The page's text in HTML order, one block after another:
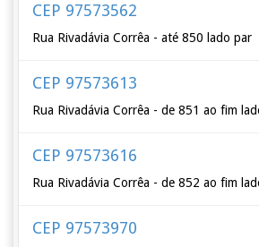
CEP 97573562
Rua Rivadávia Corrêa - até 850 lado par
CEP 97573613
Rua Rivadávia Corrêa - de 851 ao fim
CEP 97573616
Rua Rivadávia Corrêa - de 852 ao fim
CEP 97573970